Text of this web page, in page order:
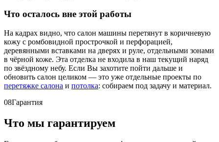
Что осталось вне этой работы
На кадрах видно, что салон машины перетянут в коричневую
кожу с ромбовидной прострочкой и перфорацией,
деревянными вставками на дверях и руле, отдельными зонами
в чёрной коже. Эта отделка не входила в наш текущий наряд
по звёздному небу. Если Вы захотите пойти дальше и
обновить салон целиком — это уже отдельные проекты по
перетяжке салона и потолка: собираем под задачу и материал.
08Гарантия
Что мы гарантируем